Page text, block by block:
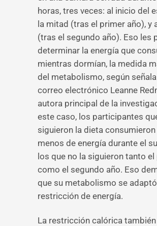
horas, tres veces: al inicio del
la mitad (tras el primer año), y
(tras el segundo año). Eso les
determinar la energía que
mientras dormían, la medida
del metabolismo, según
correo electrónico Leanne
autora principal de la
este caso, los participantes
siguieron la dieta consumieron
menos de energía durante el
los que no la siguieron tanto
como el segundo año. Eso
que su metabolismo se
restricción de energía.
La restricción calórica